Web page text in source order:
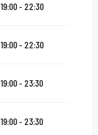
19:00 - 22:30
19:00 - 22:30
19:00 - 23:30
19:00 - 23:30